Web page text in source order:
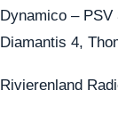
Dynamico –
Diamantis 4,
Rivierenland